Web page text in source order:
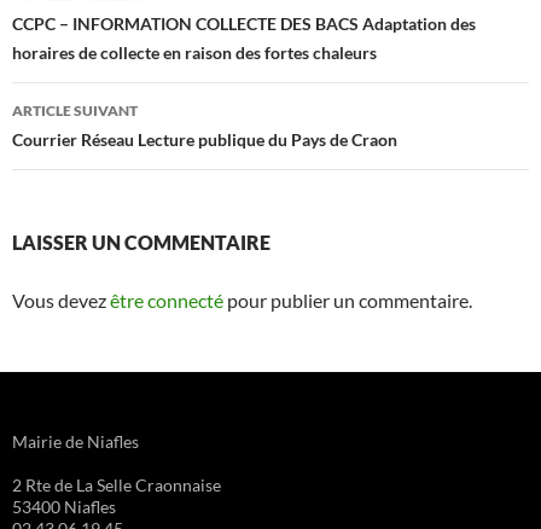
Navigation
des
articles
CCPC – INFORMATION COLLECTE DES BACS Adaptation des
horaires de collecte en raison des fortes chaleurs
ARTICLE SUIVANT
Courrier Réseau Lecture publique du Pays de Craon
LAISSER UN COMMENTAIRE
Vous devezêtre connecté pour publier un commentaire.
Mairie de Niafles
2 Rte de La Selle Craonnaise
53400 Niafles